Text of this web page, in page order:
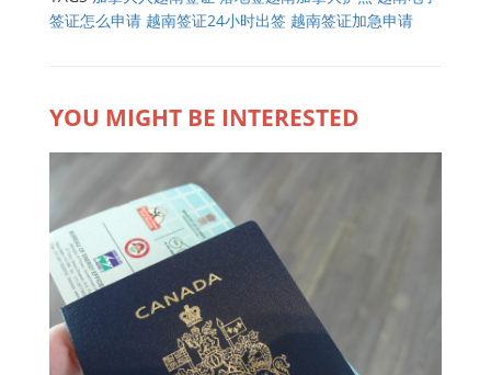
签证怎么申请 越南签证24小时出签 越南签证加急申请
YOU MIGHT BE INTERESTED